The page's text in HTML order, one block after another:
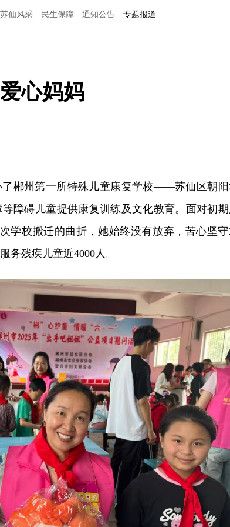
苏仙风采 民生保障 通知公告 专题报道
心妈妈
了郴州第一所特殊儿童康复学校——苏仙区朝
障碍儿童提供康复训练及文化教育。面对初
学校搬迁的曲折，她始终没有放弃，苦心坚守
务残疾儿童近4000人。